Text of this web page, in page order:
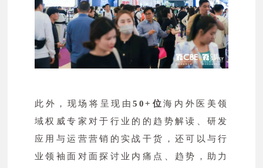
此外，现场将呈现由50+位海内外医美领
域权威专家对于行业的的趋势解读、研发
应用与运营营销的实战干货，还可以与行
业领袖面对面探讨业内痛点、趋势，助力